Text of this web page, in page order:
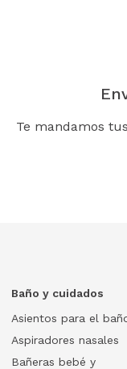
Te mandamos
Baño y cuidados
Asientos para el
Aspiradores nasales
Bañeras bebé y